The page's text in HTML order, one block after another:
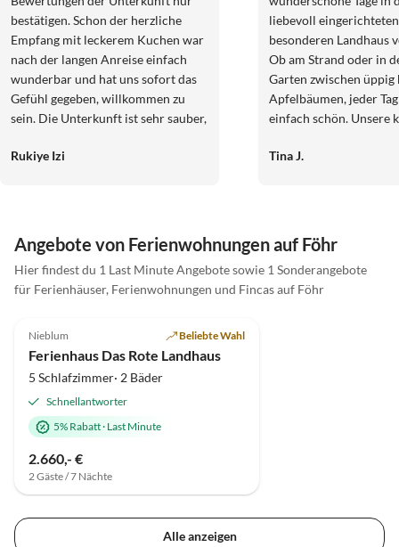
bestätigen. Schon der herzliche
Empfang mit leckerem Kuchen war
nach der langen Anreise einfach
wunderbar und hat uns sofort das
Gefühl gegeben, willkommen zu
sein. Die Unterkunft ist sehr sauber,
familienfreundlich. Unsere Kinder
Strandgänge einfach Gold wert. Wir
haben uns von der ersten bis zur
letzten Minute rundum
wohlgefühlt. Vielen Dank für diesen
kommen sehr gerne wieder und
können die Unterkunft von Herzen
weiterempfehlen!
Rukiye Izi
liebevoll
besonderen Landhaus
Ob am Strand oder in
Garten zwischen üppig
Apfelbäumen, jeder
einfach schön. Unsere
sich hier sehr frei
Tina J.
Angebote von Ferienwohnungen auf Föhr
Hier findest du 1 Last Minute Angebote sowie 1 Sonderangebote
für Ferienhäuser, Ferienwohnungen und Fincas auf Föhr
Nieblum Beliebte Wahl
Ferienhaus Das Rote Landhaus
5 Schlafzimmer· 2 Bäder
Schnellantworter
5% Rabatt· Last Minute
2.660,- €
2 Gäste / 7 Nächte
Alle anzeigen